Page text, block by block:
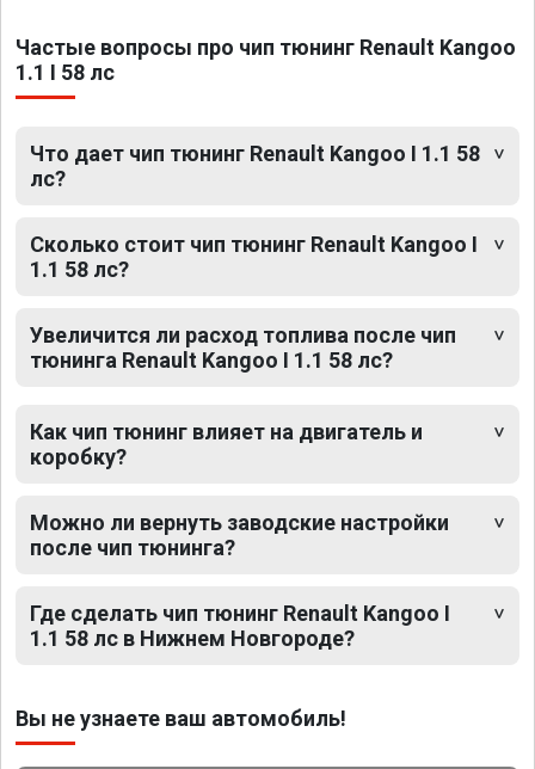
Частые вопросы про чип тюнинг Renault Kangoo
1.1 I 58 лс
Что дает чип тюнинг Renault Kangoo I 1.1 58
лс?
Сколько стоит чип тюнинг Renault Kangoo I
1.1 58 лс?
Увеличится ли расход топлива после чип
тюнинга Renault Kangoo I 1.1 58 лс?
Как чип тюнинг влияет на двигатель и
коробку?
Можно ли вернуть заводские настройки
после чип тюнинга?
Где сделать чип тюнинг Renault Kangoo I
1.1 58 лс в Нижнем Новгороде?
Вы не узнаете ваш автомобиль!